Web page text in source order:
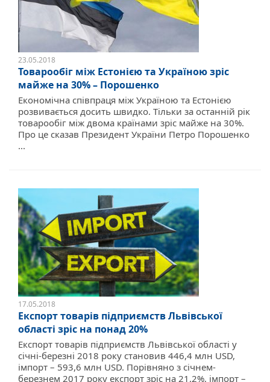
23.05.2018
Товарообіг між Естонією та Україною зріс
майже на 30% – Порошенко
Економічна співпраця між Україною та Естонією
розвивається досить швидко. Тільки за останній рік
товарообіг між двома країнами зріс майже на 30%.
Про це сказав Президент України Петро Порошенко
...
17.05.2018
Експорт товарів підприємств Львівської
області зріс на понад 20%
Експорт товарів підприємств Львівської області у
січні-березні 2018 року становив 446,4 млн USD,
імпорт – 593,6 млн USD. Порівняно з січнем-
березнем 2017 року експорт зріс на 21,2%, імпорт –